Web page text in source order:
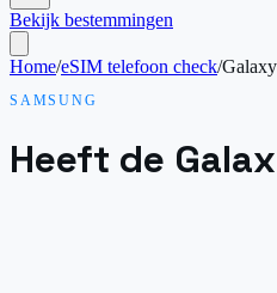
Bekijk bestemmingen
Home/eSIM telefoon check/
SAMSUNG
Heeft de